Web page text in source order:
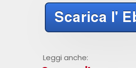
Leggi anche: